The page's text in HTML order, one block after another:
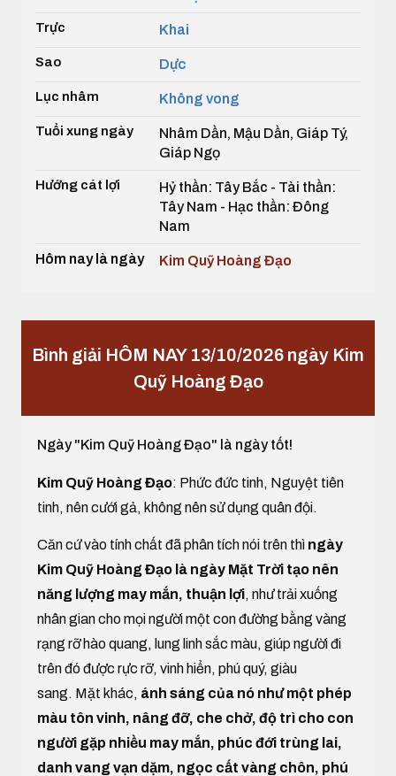
Trực Khai
Sao Dực
Lục nhâm Không vong
Tuổi xung ngày
Nhâm Dần, Mậu Dần, Giáp Tý,
Giáp Ngọ
Hướng cát lợi
Hỷ thần: Tây Bắc - Tài thần:
Tây Nam - Hạc thần: Đông
Nam
Hôm nay là ngày Kim Quỹ Hoàng Đạo
Bình giải HÔM NAY 13/10/2026 ngày Kim
Quỹ Hoàng Đạo
Ngày "Kim Quỹ Hoàng Đạo" là ngày tốt!
Kim Quỹ Hoàng Đạo: Phức đức tinh, Nguyệt tiên
tinh, nên cưới gả, không nên sử dụng quân đội.
Căn cứ vào tính chất đã phân tích nói trên thì ngày
Kim Quỹ Hoàng Đạo là ngày Mặt Trời tạo nên
năng lượng may mắn, thuận lợi, như trải xuống
nhân gian cho mọi người một con đường bằng vàng
rạng rỡ hào quang, lung linh sắc màu, giúp người đi
trên đó được rực rỡ, vinh hiển, phú quý, giàu
sang. Mặt khác, ánh sáng của nó như một phép
màu tôn vinh, nâng đỡ, che chở, độ trì cho con
người gặp nhiều may mắn, phúc đới trùng lai,
danh vang vạn dặm, ngọc cất vàng chôn, phú